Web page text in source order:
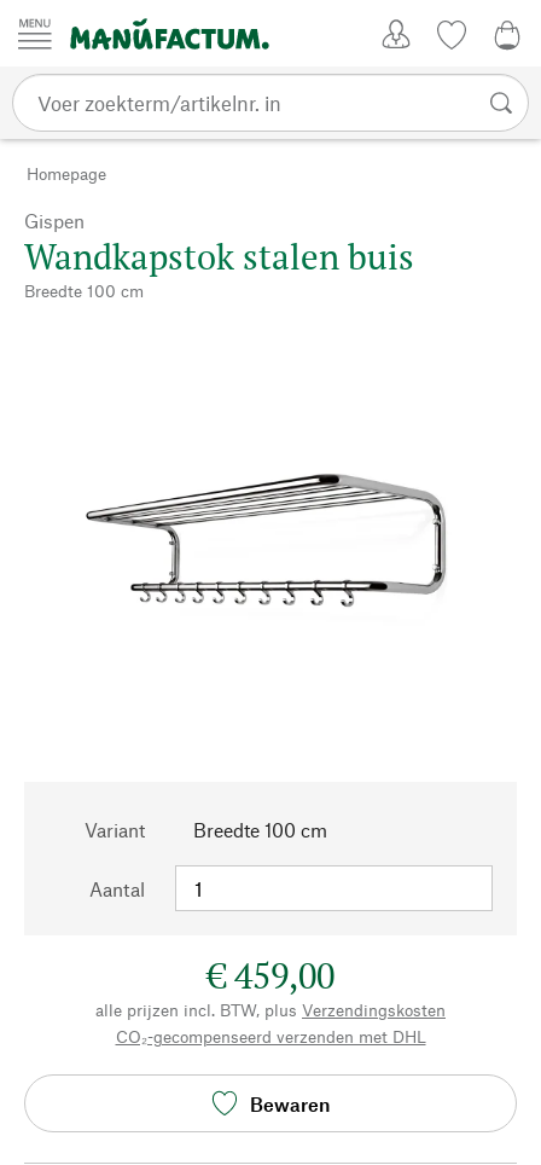
Passer au contenu
Homepage
Gispen
Wandkapstok stalen buis
Breedte 100 cm
Variant Breedte 100 cm
Aantal
€ 459,00
alle prijzen incl. BTW, plus Verzendingskosten
CO₂-gecompenseerd verzenden met DHL
Bewaren